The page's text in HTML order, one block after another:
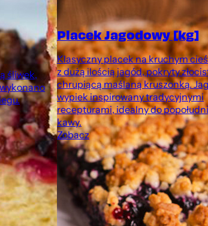
śliwek,
Placek Jagodowy [kg]
Klasyczny placek na kruchym
z dużą ilością jagód, pokryty
chrupiącą maślaną kruszonką.
wypiek inspirowany tradycyjnymi
recepturami, idealny do
kawy.
Zobacz